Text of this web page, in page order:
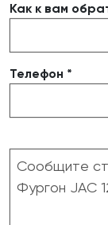
Как к вам
Телефон *